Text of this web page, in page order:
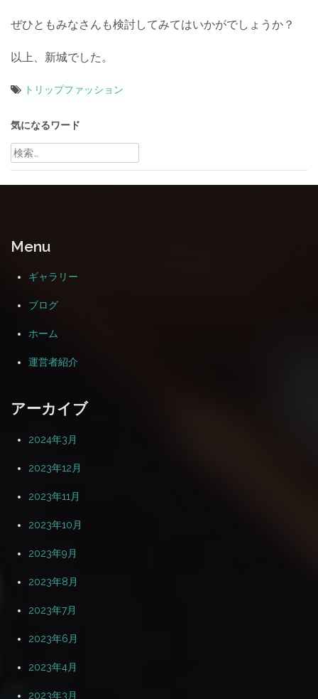
ぜひともみなさんも検討してみてはいかがでしょうか？
以上、新城でした。
トリップファッション
稿
ナ
ビ
ョ
ン
気になるワード
検
索:
Menu
ギャラリー
ブログ
ホーム
運営者紹介
アーカイブ
2024年3月
2023年12月
2023年11月
2023年10月
2023年9月
2023年8月
2023年7月
2023年6月
2023年4月
2023年3月